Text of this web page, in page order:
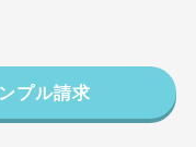
プル請求